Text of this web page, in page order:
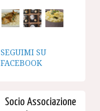
SEGUIMI SU
FACEBOOK
Socio Associazione